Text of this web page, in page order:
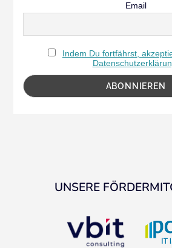
Email
Indem Du fortfährst,
UNSERE